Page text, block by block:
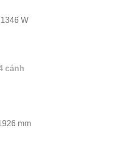
W
cánh
mm